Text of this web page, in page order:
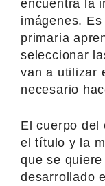
encuentra la
imágenes.
primaria
seleccionar
van a utilizar
necesario
El cuerpo del
el título y la
que se
desarrollado